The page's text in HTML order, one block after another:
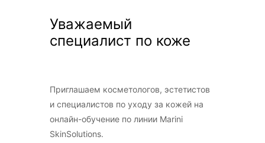
Уважаемый
специалист по коже
Приглашаем косметологов, эстетистов
и специалистов по уходу за кожей на
онлайн-обучение по линии Marini
SkinSolutions.